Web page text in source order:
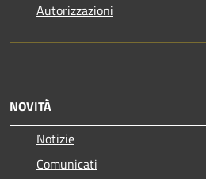
Autorizzazioni
NOVITÀ
Notizie
Comunicati